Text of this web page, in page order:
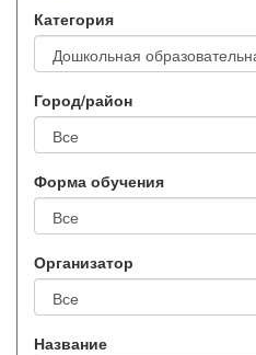
Категория
Город/район
Форма обучения
Организатор
Название